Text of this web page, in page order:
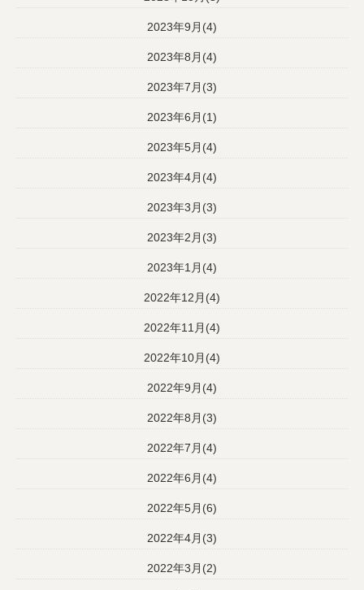
2023年9月(4)
2023年8月(4)
2023年7月(3)
2023年6月(1)
2023年5月(4)
2023年4月(4)
2023年3月(3)
2023年2月(3)
2023年1月(4)
2022年12月(4)
2022年11月(4)
2022年10月(4)
2022年9月(4)
2022年8月(3)
2022年7月(4)
2022年6月(4)
2022年5月(6)
2022年4月(3)
2022年3月(2)